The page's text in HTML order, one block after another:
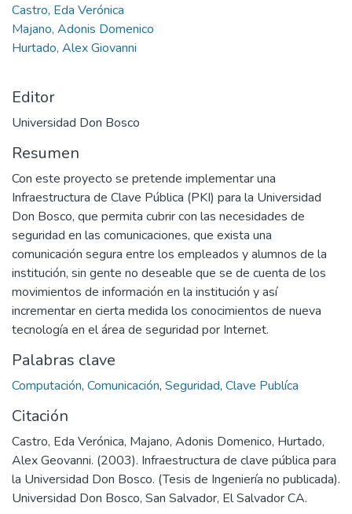
Castro, Eda Verónica
Majano, Adonis Domenico
Hurtado, Alex Giovanni
Editor
Universidad Don Bosco
Resumen
Con este proyecto se pretende implementar una
Infraestructura de Clave Pública (PKI) para la Universidad
Don Bosco, que permita cubrir con las necesidades de
seguridad en las comunicaciones, que exista una
comunicación segura entre los empleados y alumnos de la
institución, sin gente no deseable que se de cuenta de los
movimientos de información en la institución y así
incrementar en cierta medida los conocimientos de nueva
tecnología en el área de seguridad por Internet.
Palabras clave
Computación, Comunicación, Seguridad, Clave Publíca
Citación
Castro, Eda Verónica, Majano, Adonis Domenico, Hurtado,
Alex Geovanni. (2003). Infraestructura de clave pública para
la Universidad Don Bosco. (Tesis de Ingeniería no publicada).
Universidad Don Bosco, San Salvador, El Salvador CA.